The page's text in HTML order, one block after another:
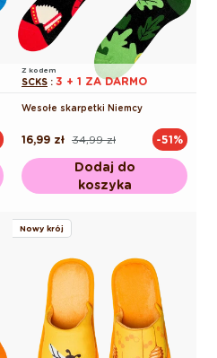
Z kodem
SCKS : 3 + 1 ZA DARMO
Wesołe skarpetki Niemcy
Cena
34,99 zł
Cena
16,99 zł -51%
Dodaj do
koszyka
Nowy krój